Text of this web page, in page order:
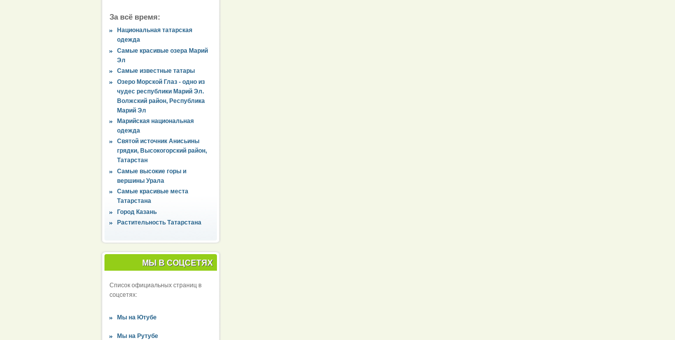
За всё время:
Национальная татарская
одежда
Самые красивые озера Марий
Эл
Самые известные татары
Озеро Морской Глаз - одно из
чудес республики Марий Эл.
Волжский район, Республика
Марий Эл
Марийская национальная
одежда
Святой источник Анисьины
грядки, Высокогорский район,
Татарстан
Самые высокие горы и
вершины Урала
Самые красивые места
Татарстана
Город Казань
Растительность Татарстана
МЫ В СОЦСЕТЯХ
Список официальных страниц в
соцсетях:
Мы на Ютубе
Мы на Рутубе